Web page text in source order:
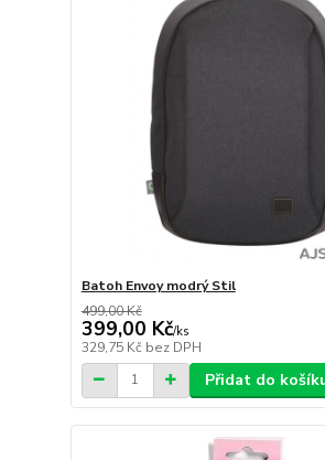
Batoh Envoy modrý Stil
499,00 Kč
399,00 Kč/ks
329,75 Kč bez DPH
Přidat do